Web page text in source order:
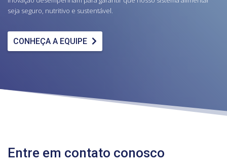
seja seguro, nutritivo e sustentável.
CONHEÇA A EQUIPE
Entre em contato conosco